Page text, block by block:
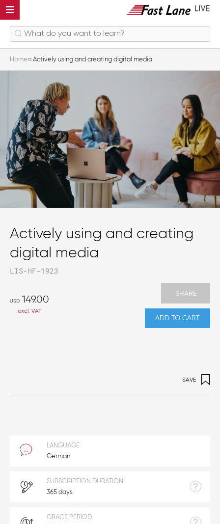
Home Actively using and creating digital media
Actively using and creating
digital media
LIS-HF-1923
USD 149.00
excl. VAT
SHARE
ADD TO CART
SAVE
LANGUAGE
German
SUBSCRIPTION DURATION
365 days
GRACE PERIOD